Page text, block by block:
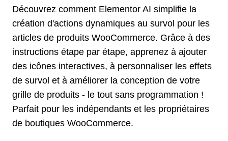
Découvrez comment Elementor AI simplifie la
création d'actions dynamiques au survol pour les
articles de produits WooCommerce. Grâce à des
instructions étape par étape, apprenez à ajouter
des icônes interactives, à personnaliser les effets
de survol et à améliorer la conception de votre
grille de produits - le tout sans programmation !
Parfait pour les indépendants et les propriétaires
de boutiques WooCommerce.